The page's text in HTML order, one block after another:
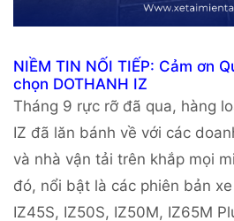
NIỀM TIN NỐI TIẾP: Cảm ơn
chọn DOTHANH IZ
Tháng 9 rực rỡ đã qua, hàng
IZ đã lăn bánh về với các
và nhà vận tải trên khắp mọi
đó, nổi bật là các phiên bản xe
IZ45S, IZ50S, IZ50M, IZ65M